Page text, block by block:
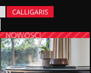
CALLIGARIS
NOWOŚĆ!